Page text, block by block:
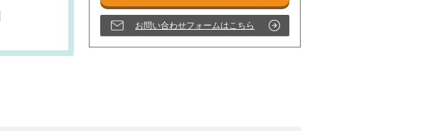
お問い合わせフォームはこちら